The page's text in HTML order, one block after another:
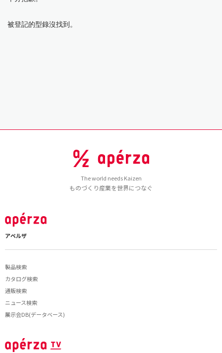
被登記的型錄沒找到。
The world needs Kaizen
ものづくり産業を世界につなぐ
アペルザ
製品検索
カタログ検索
通販検索
ニュース検索
展示会DB(データベース)